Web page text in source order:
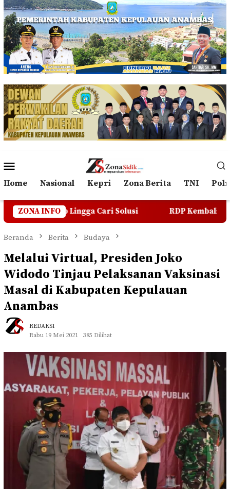
Loncat
ke
konten
Mobile
Home Nasional Kepri Zona Berita TNI
ZONA INFO
Cari Solusi RDP Kembali Batal, Masyarakat
Beranda Berita Budaya
Melalui Virtual, Presiden Joko
Widodo Tinjau Pelaksanan Vaksinasi
Masal di Kabupaten Kepulauan
Anambas
REDAKSI
Rabu 19 Mei 2021
385 Dilihat